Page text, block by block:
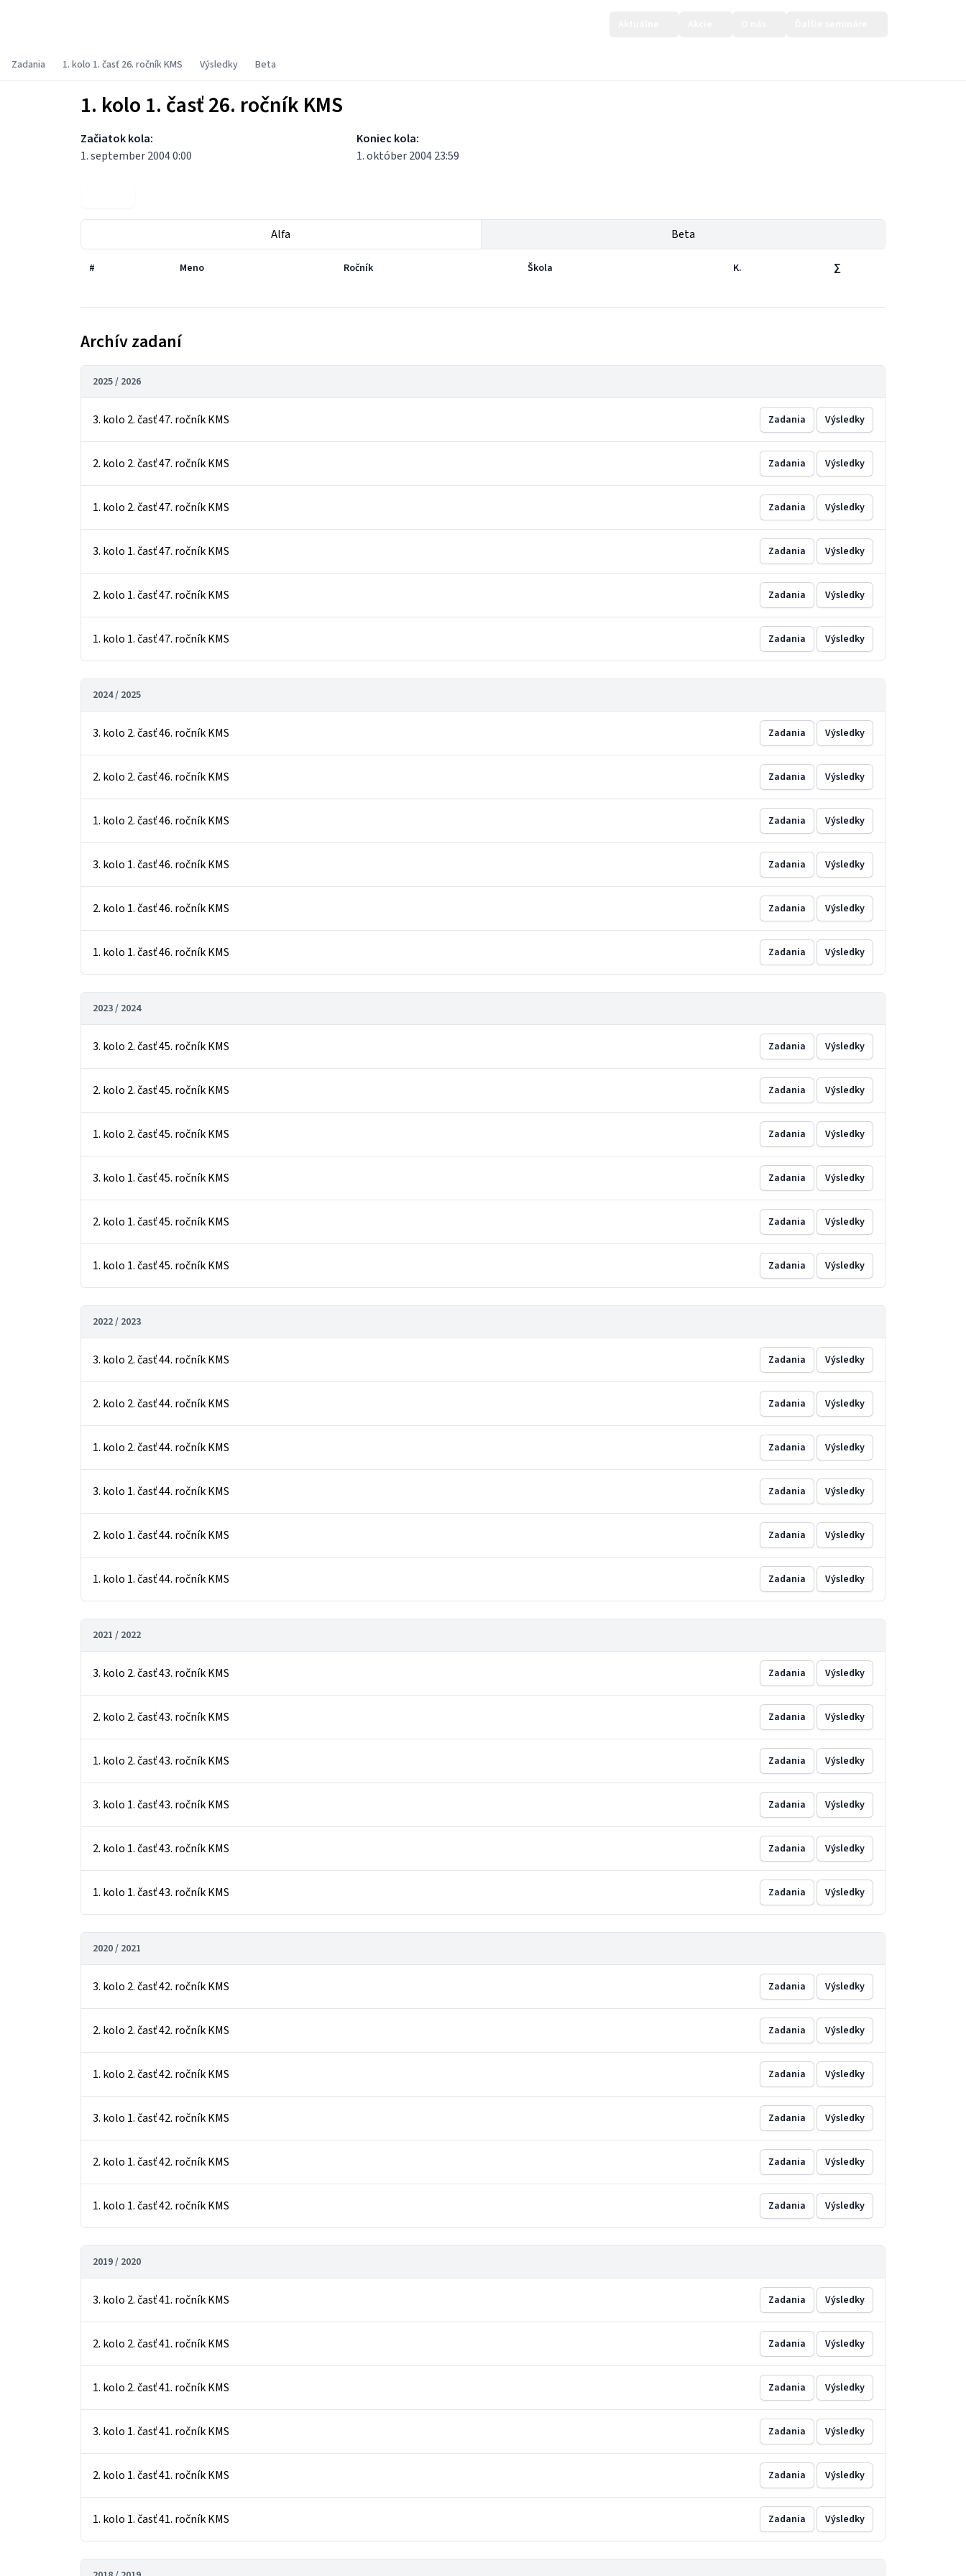
Zadania 1. kolo 1. časť 26. ročník KMS Výsledky Beta
1. kolo 1. časť 26. ročník KMS
Začiatok kola:
1. september 2004 0:00
Koniec kola:
1. október 2004 23:59
Alfa Beta
# Meno Ročník Škola K. ∑
Archív zadaní
2025 / 2026
3. kolo 2. časť 47. ročník KMS Zadania Výsledky
2. kolo 2. časť 47. ročník KMS Zadania Výsledky
1. kolo 2. časť 47. ročník KMS Zadania Výsledky
3. kolo 1. časť 47. ročník KMS Zadania Výsledky
2. kolo 1. časť 47. ročník KMS Zadania Výsledky
1. kolo 1. časť 47. ročník KMS Zadania Výsledky
2024 / 2025
3. kolo 2. časť 46. ročník KMS Zadania Výsledky
2. kolo 2. časť 46. ročník KMS Zadania Výsledky
1. kolo 2. časť 46. ročník KMS Zadania Výsledky
3. kolo 1. časť 46. ročník KMS Zadania Výsledky
2. kolo 1. časť 46. ročník KMS Zadania Výsledky
1. kolo 1. časť 46. ročník KMS Zadania Výsledky
2023 / 2024
3. kolo 2. časť 45. ročník KMS Zadania Výsledky
2. kolo 2. časť 45. ročník KMS Zadania Výsledky
1. kolo 2. časť 45. ročník KMS Zadania Výsledky
3. kolo 1. časť 45. ročník KMS Zadania Výsledky
2. kolo 1. časť 45. ročník KMS Zadania Výsledky
1. kolo 1. časť 45. ročník KMS Zadania Výsledky
2022 / 2023
3. kolo 2. časť 44. ročník KMS Zadania Výsledky
2. kolo 2. časť 44. ročník KMS Zadania Výsledky
1. kolo 2. časť 44. ročník KMS Zadania Výsledky
3. kolo 1. časť 44. ročník KMS Zadania Výsledky
2. kolo 1. časť 44. ročník KMS Zadania Výsledky
1. kolo 1. časť 44. ročník KMS Zadania Výsledky
2021 / 2022
3. kolo 2. časť 43. ročník KMS Zadania Výsledky
2. kolo 2. časť 43. ročník KMS Zadania Výsledky
1. kolo 2. časť 43. ročník KMS Zadania Výsledky
3. kolo 1. časť 43. ročník KMS Zadania Výsledky
2. kolo 1. časť 43. ročník KMS Zadania Výsledky
1. kolo 1. časť 43. ročník KMS Zadania Výsledky
2020 / 2021
3. kolo 2. časť 42. ročník KMS Zadania Výsledky
2. kolo 2. časť 42. ročník KMS Zadania Výsledky
1. kolo 2. časť 42. ročník KMS Zadania Výsledky
3. kolo 1. časť 42. ročník KMS Zadania Výsledky
2. kolo 1. časť 42. ročník KMS Zadania Výsledky
1. kolo 1. časť 42. ročník KMS Zadania Výsledky
2019 / 2020
3. kolo 2. časť 41. ročník KMS Zadania Výsledky
2. kolo 2. časť 41. ročník KMS Zadania Výsledky
1. kolo 2. časť 41. ročník KMS Zadania Výsledky
3. kolo 1. časť 41. ročník KMS Zadania Výsledky
2. kolo 1. časť 41. ročník KMS Zadania Výsledky
1. kolo 1. časť 41. ročník KMS Zadania Výsledky